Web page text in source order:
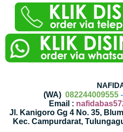
(WA)082244009555
Email :
Jl. Kanigoro Gg 4 No. 35,
Kec. Campurdarat,